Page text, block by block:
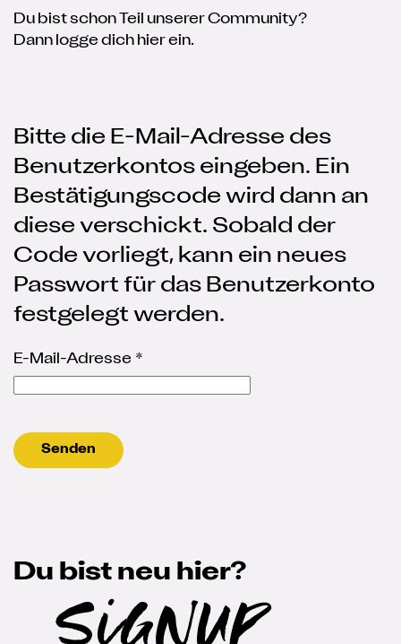
Du bist schon Teil unserer Community?
Dann logge dich hier ein.
Bitte die E-Mail-Adresse des
Benutzerkontos eingeben. Ein
Bestätigungscode wird dann an
diese verschickt. Sobald der
Code vorliegt, kann ein neues
Passwort für das Benutzerkonto
festgelegt werden.
E-Mail-Adresse *
Senden
Du bist neu hier?
SignUp